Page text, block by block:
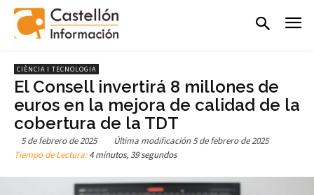
CIÈNCIA I TECNOLOGIA
El Consell invertirá 8 millones de
euros en la mejora de calidad de la
cobertura de la TDT
5 de febrero de 2025 Última modificación 5 de febrero de 2025
Tiempo de Lectura:4 minutos, 39 segundos